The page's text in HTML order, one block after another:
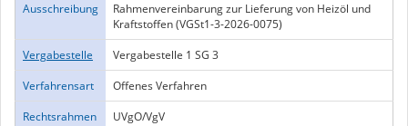
Ausschreibung
Rahmenvereinbarung zur Lieferung von Heizöl und
Kraftstoffen (VGSt1-3-2026-0075)
Vergabestelle
Vergabestelle 1 SG 3
Verfahrensart
Offenes Verfahren
Rechtsrahmen
UVgO/VgV